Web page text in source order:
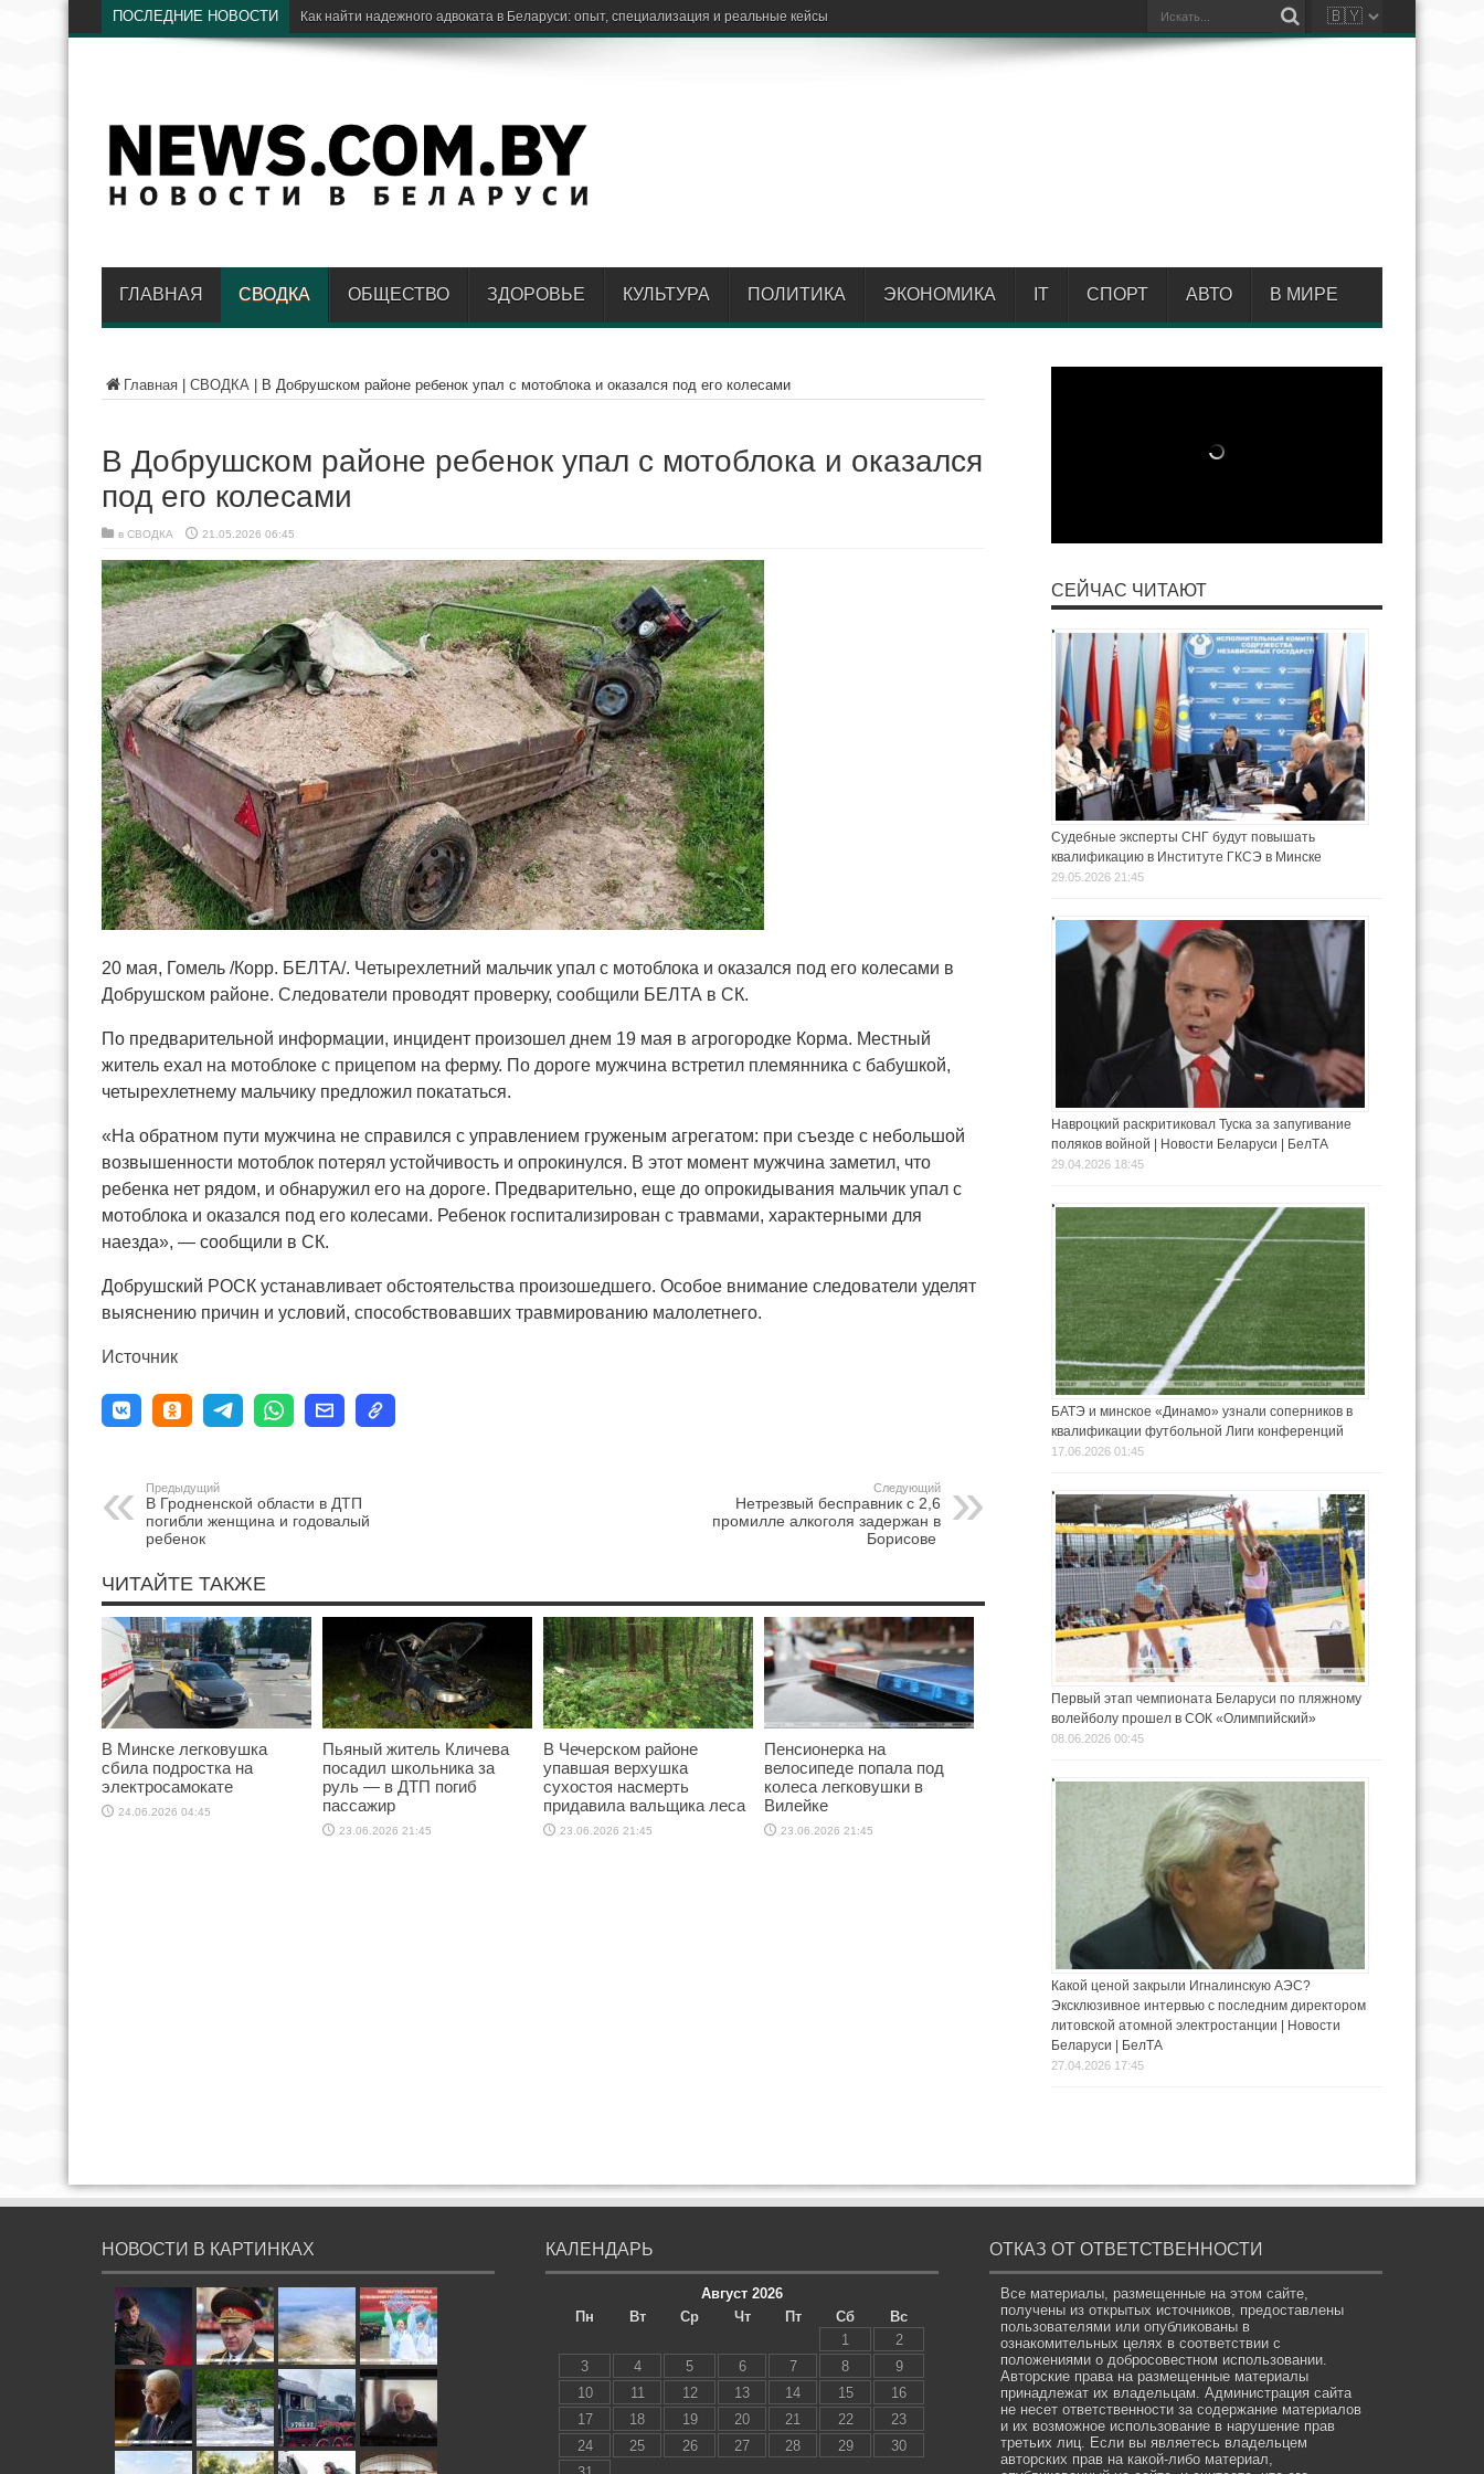
ПОСЛЕДНИЕ НОВОСТИ
ГЛАВНАЯ СВОДКА ОБЩЕСТВО ЗДОРОВЬЕ КУЛЬТУРА ПОЛИТИКА ЭКОНОМИКА IT СПОРТ АВТО В МИРЕ
Главная СВОДКА В Добрушском районе ребенок упал с мотоблока и оказался под его колесами
В Добрушском районе ребенок упал с мотоблока и оказался
под его колесами
в СВОДКА 21.05.2026 06:45
20 мая, Гомель /Корр. БЕЛТА/. Четырехлетний мальчик упал с мотоблока и оказался под его колесами в
Добрушском районе. Следователи проводят проверку, сообщили БЕЛТА в СК.
По предварительной информации, инцидент произошел днем 19 мая в агрогородке Корма. Местный
житель ехал на мотоблоке с прицепом на ферму. По дороге мужчина встретил племянника с бабушкой,
четырехлетнему мальчику предложил покататься.
«На обратном пути мужчина не справился с управлением груженым агрегатом: при съезде с небольшой
возвышенности мотоблок потерял устойчивость и опрокинулся. В этот момент мужчина заметил, что
ребенка нет рядом, и обнаружил его на дороге. Предварительно, еще до опрокидывания мальчик упал с
мотоблока и оказался под его колесами. Ребенок госпитализирован с травмами, характерными для
наезда», — сообщили в СК.
Добрушский РОСК устанавливает обстоятельства произошедшего. Особое внимание следователи уделят
выяснению причин и условий, способствовавших травмированию малолетнего.
Источник
Предыдущий
В Гродненской области в ДТП
погибли женщина и годовалый
ребенок
Следующий
Нетрезвый бесправник с 2,6
промилле алкоголя задержан в
Борисове
ЧИТАЙТЕ ТАКЖЕ
В Минске легковушка
сбила подростка на
электросамокате
24.06.2026 04:45
Пьяный житель Кличева
посадил школьника за
руль — в ДТП погиб
пассажир
23.06.2026 21:45
В Чечерском районе
упавшая верхушка
сухостоя насмерть
придавила вальщика леса
23.06.2026 21:45
Пенсионерка на
велосипеде попала под
колеса легковушки в
Вилейке
23.06.2026 21:45
СЕЙЧАС ЧИТАЮТ
Судебные эксперты СНГ будут повышать
квалификацию в Институте ГКСЭ в Минске
29.05.2026 21:45
Навроцкий раскритиковал Туска за запугивание
поляков войной | Новости Беларуси | БелТА
29.04.2026 18:45
БАТЭ и минское «Динамо» узнали соперников в
квалификации футбольной Лиги конференций
17.06.2026 01:45
Первый этап чемпионата Беларуси по пляжному
волейболу прошел в СОК «Олимпийский»
08.06.2026 00:45
Какой ценой закрыли Игналинскую АЭС?
Эксклюзивное интервью с последним директором
литовской атомной электростанции | Новости
Беларуси | БелТА
27.04.2026 17:45
НОВОСТИ В КАРТИНКАХ КАЛЕНДАРЬ
Август 2026
Пн
Вт Ср Чт Пт Сб
Вс
1
2
3
4 5 6 7 8
9
10
11 12 13 14 15
16
17
18 19 20 21 22
23
24
25 26 27 28 29
30
ОТКАЗ ОТ ОТВЕТСТВЕННОСТИ
Все материалы, размещенные на этом сайте,
получены из открытых источников, предоставлены
пользователями или опубликованы в
ознакомительных целях в соответствии с
положениями о добросовестном использовании.
Авторские права на размещенные материалы
принадлежат их владельцам. Администрация сайта
не несет ответственности за содержание материалов
и их возможное использование в нарушение прав
третьих лиц. Если вы являетесь владельцем
авторских прав на какой-либо материал,